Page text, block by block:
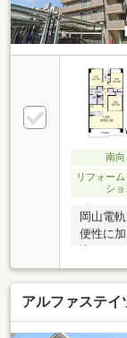
南向
リフォー
ショ
岡山電
便性に
たＬＤ
し、お
室には
てる収
アルファステイ